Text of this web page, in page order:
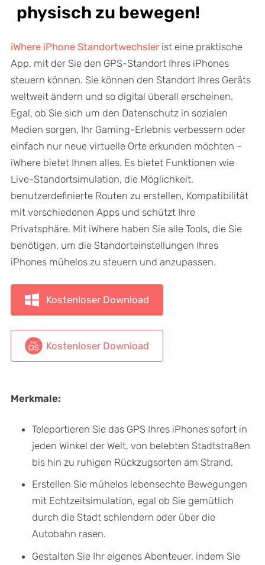
physisch zu bewegen!
iWhere iPhone Standortwechslerist eine praktische
App, mit der Sie den GPS-Standort Ihres iPhones
steuern können. Sie können den Standort Ihres Geräts
weltweit ändern und so digital überall erscheinen.
Egal, ob Sie sich um den Datenschutz in sozialen
Medien sorgen, Ihr Gaming-Erlebnis verbessern oder
einfach nur neue virtuelle Orte erkunden möchten –
iWhere bietet Ihnen alles. Es bietet Funktionen wie
Live-Standortsimulation, die Möglichkeit,
benutzerdefinierte Routen zu erstellen, Kompatibilität
mit verschiedenen Apps und schützt Ihre
Privatsphäre. Mit iWhere haben Sie alle Tools, die Sie
benötigen, um die Standorteinstellungen Ihres
iPhones mühelos zu steuern und anzupassen.
Kostenloser Download
Kostenloser Download
Merkmale:
Teleportieren Sie das GPS Ihres iPhones sofort in
jeden Winkel der Welt, von belebten Stadtstraßen
bis hin zu ruhigen Rückzugsorten am Strand.
Erstellen Sie mühelos lebensechte Bewegungen
mit Echtzeitsimulation, egal ob Sie gemütlich
durch die Stadt schlendern oder über die
Autobahn rasen.
Gestalten Sie Ihr eigenes Abenteuer, indem Sie